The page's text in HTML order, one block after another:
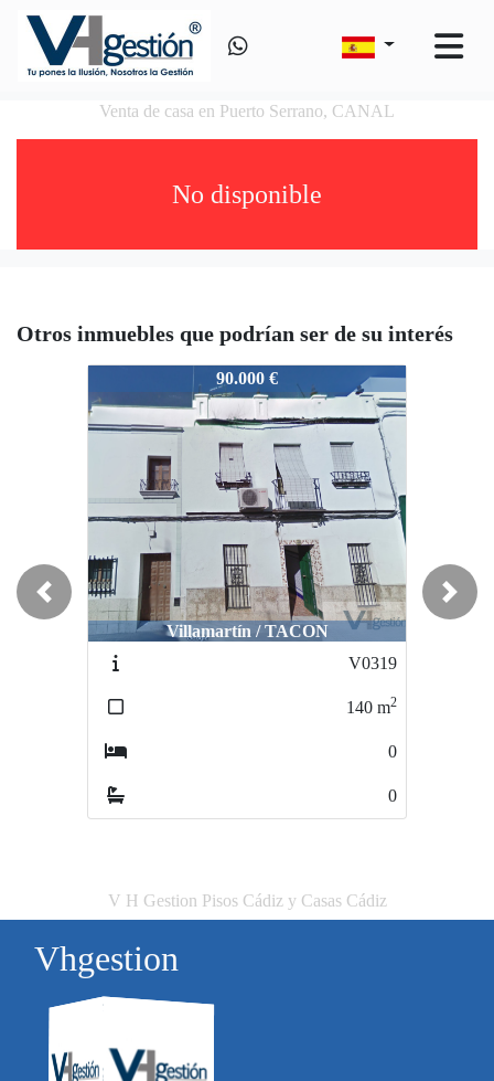
Venta de casa en Puerto Serrano, CANAL
No disponible
Otros inmuebles que podrían ser de su interés
90.000 €
Villamartín / TACON
V0319
140 m2
0
0
Previous Next
V H Gestion Pisos Cádiz y Casas Cádiz
Vhgestion